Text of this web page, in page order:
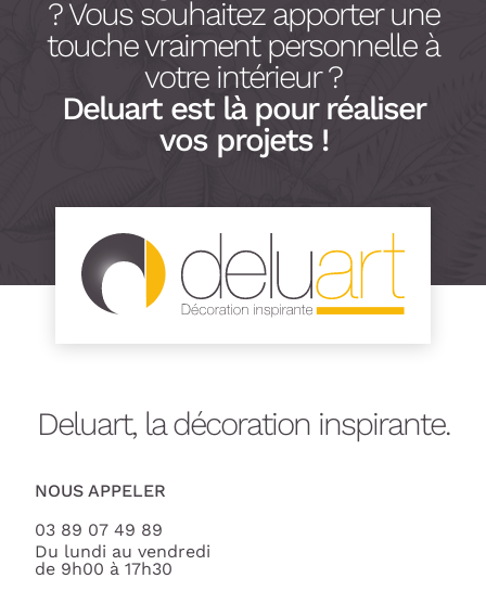
? Vous souhaitez apporter une
touche vraiment personnelle à
votre intérieur ?
Deluart est là pour réaliser
vos projets !
Deluart, la décoration inspirante.
NOUS APPELER
03 89 07 49 89
Du lundi au vendredi
de 9h00 à 17h30